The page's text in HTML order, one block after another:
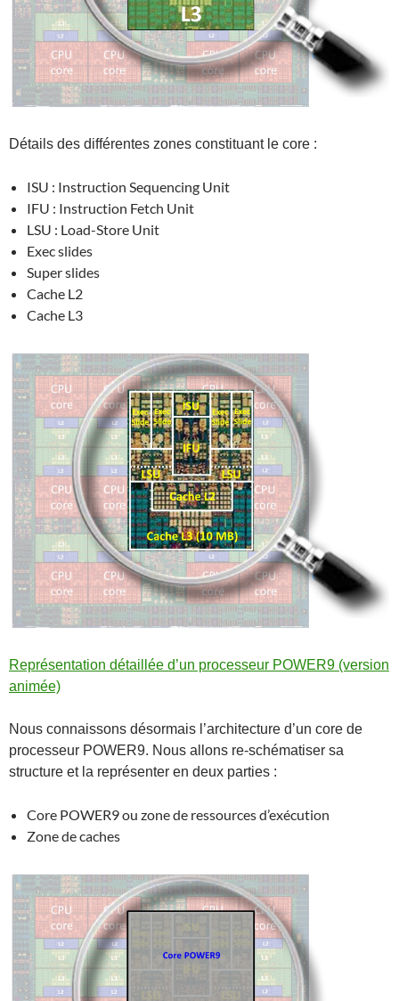
Détails des différentes zones constituant le core :
ISU : Instruction Sequencing Unit
IFU : Instruction Fetch Unit
LSU : Load-Store Unit
Exec slides
Super slides
Cache L2
Cache L3
Représentation détaillée d’un processeur POWER9 (version
animée)
Nous connaissons désormais l’architecture d’un core de
processeur POWER9. Nous allons re-schématiser sa
structure et la représenter en deux parties :
Core POWER9 ou zone de ressources d’exécution
Zone de caches